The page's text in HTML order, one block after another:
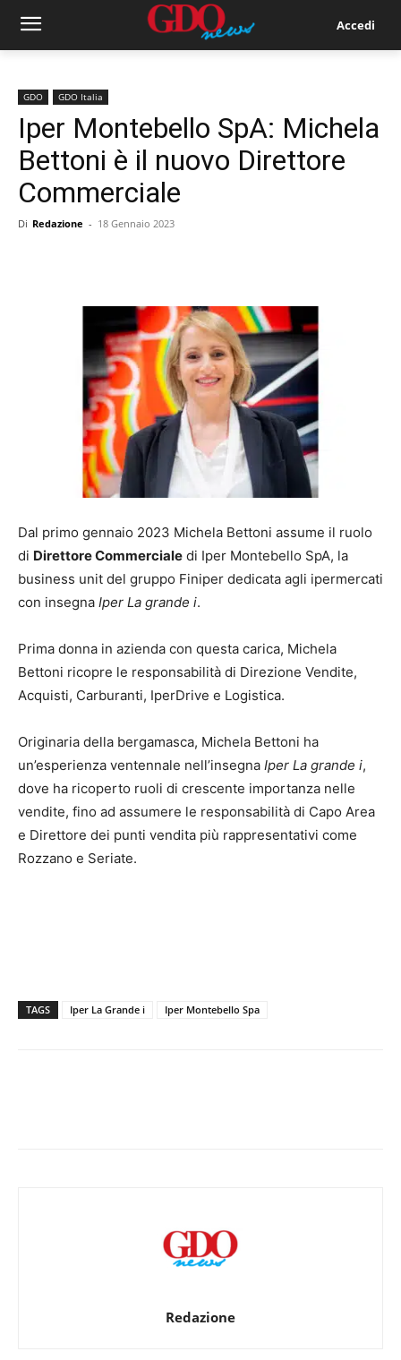
Accedi
GDO GDO Italia
Iper Montebello SpA: Michela
Bettoni è il nuovo Direttore
Commerciale
Di Redazione - 18 Gennaio 2023
Dal primo gennaio 2023 Michela Bettoni assume il ruolo
di Direttore Commerciale di Iper Montebello SpA, la
business unit del gruppo Finiper dedicata agli ipermercati
con insegna Iper La grande i.
Prima donna in azienda con questa carica, Michela
Bettoni ricopre le responsabilità di Direzione Vendite,
Acquisti, Carburanti, IperDrive e Logistica.
Originaria della bergamasca, Michela Bettoni ha
un’esperienza ventennale nell’insegna Iper La grande i,
dove ha ricoperto ruoli di crescente importanza nelle
vendite, fino ad assumere le responsabilità di Capo Area
e Direttore dei punti vendita più rappresentativi come
Rozzano e Seriate.
TAGS Iper La Grande i Iper Montebello Spa
Redazione